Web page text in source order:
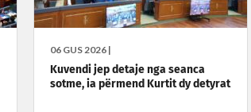
06 GUS 2026 |
Kuvendi jep detaje nga seanca
sotme, ia përmend Kurtit dy detyrat